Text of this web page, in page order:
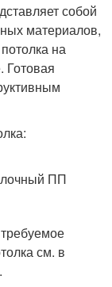
собой
материалов,
на
Готовая
ПП
см. в